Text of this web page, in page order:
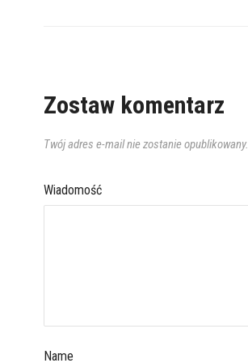
Zostaw komentarz
Twój adres e-mail nie zostanie opublikowany.
Wiadomość
Name